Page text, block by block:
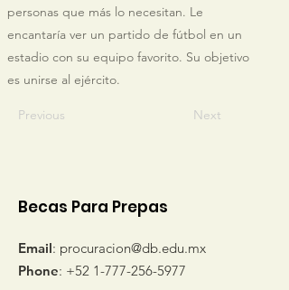
personas que más lo necesitan. Le
encantaría ver un partido de fútbol en un
estadio con su equipo favorito. Su objetivo
es unirse al ejército.
Previous Next
Becas Para Prepas
Email: procuracion@db.edu.mx
Phone: +52 1-777-256-5977